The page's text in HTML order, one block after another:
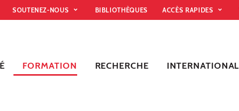
SOUTENEZ-NOUS BIBLIOTHÈQUES ACCÈS RAPIDES
FORMATION RECHERCHE INTERNATIONAL